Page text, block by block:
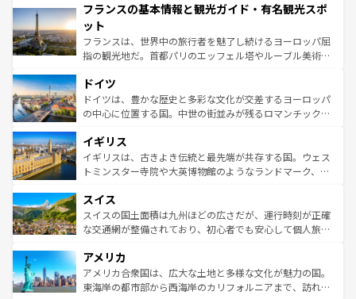
ませてくれるイタリアで、忘れられない旅をしてみよう！
なお、新着のイタリア情報は
しい。
文化が根付くこの国では、情熱的なフラメンコ、熱気あふ
れる闘牛、そして美味しいタパスが生活の一部となってい
る。首都マドリードの洗練された雰囲気や、バルセロナの
アートに溢れた街角から、地方では古代ローマ遺跡や中世
せる。地方によって風土や気候が異なるスペインはその個
性で訪れる人を魅了する。 なお、新着のスペイン情報は コ
ンテンツ一覧を参照してほしい。
フランスの基本情報と観光ガイド・有名観光スポ
ット
フランスは、世界中の旅行者を魅了し続けるヨーロッパ屈
指の観光地だ。首都パリのエッフェル塔やルーブル美術館
で、幅広い魅力が詰まっている。華麗な宮殿、歴史的な大
聖堂、美しいビーチ、そして豊かな自然が、訪れる者を心
から魅了する。また、フランスは美食の国としても知ら
いる。シャンパンの発祥地であるランス、プロヴァンスの
香り高いラベンダー畑など、多彩な楽しみ方が可能だ。さ
らに、パリ以外の地域にも魅力が溢れており、どの街角に
れる地方に足を運ぶとそれぞれで全く異なる文化を体験で
きるだろう。 なお、新着のフランス情報はコンテンツ一覧
を参照してほしい。
ドイツ
ドイツは、豊かな歴史と多彩な文化が交差するヨーロッパ
の中心に位置する国。中世の街並みが残るロマンチック街
顔を持つこの国は、どこを歩いても飽きることがない。ベ
ルリンの文化的活気、バイエルン州のアルプスの絶景、そ
してライン川沿いのワイン畑といった風景は必見。ビール
は、お酒好きな人にはぜひ体験してほしい。 なお、新着の
ドイツ情報はコンテンツ一覧を参照してほしい。
イギリス
イギリスは、古きよき伝統と最先端が共存する国。ウェス
トミンスター寺院や大英博物館のようなランドマーク、歴
リアごとに異なる魅力がある。また、優雅なアフタヌーン
ティー、ビール好きにはたまらない英国パブ、サッカー観
戦など、本場だからこそできる体験も豊富。イギリスを旅
ンツ一覧を参照してほしい。
スイス
スイスの国土面積は九州ほどの広さだが、運行時刻が正確
な交通網が整備されており、初心者でも安心して個人旅行
の建物がそのまま残る町や、スイスならではのユニークな
博物館もあり、アルプス観光だけでなく町歩きも満喫する
ことができる。国民の所得が高いため物価も高いが、旅行
アメリカ
アメリカ合衆国は、広大な土地と多様な文化が魅力の国。
東海岸の都市部から西海岸のカリフォルニアまで、訪れる